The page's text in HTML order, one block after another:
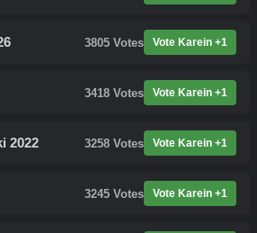
3805 Votes Vote Karein +1
3418 Votes Vote Karein +1
2022 3258 Votes Vote Karein +1
3245 Votes Vote Karein +1